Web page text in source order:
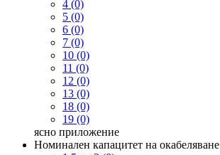
4 (0)
5 (0)
6 (0)
7 (0)
10 (0)
11 (0)
12 (0)
13 (0)
18 (0)
19 (0)
ясно приложение
Номинален капацитет на окабеляване